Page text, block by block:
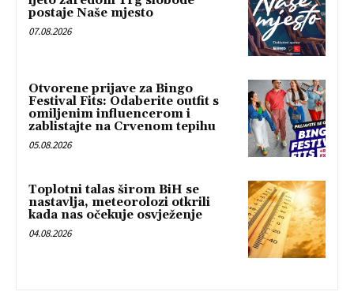
postaje Naše mjesto
07.08.2026
Otvorene prijave za Bingo
Festival Fits: Odaberite outfit s
omiljenim influencerom i
zablistajte na Crvenom tepihu
05.08.2026
Toplotni talas širom BiH se
nastavlja, meteorolozi otkrili
kada nas očekuje osvježenje
04.08.2026